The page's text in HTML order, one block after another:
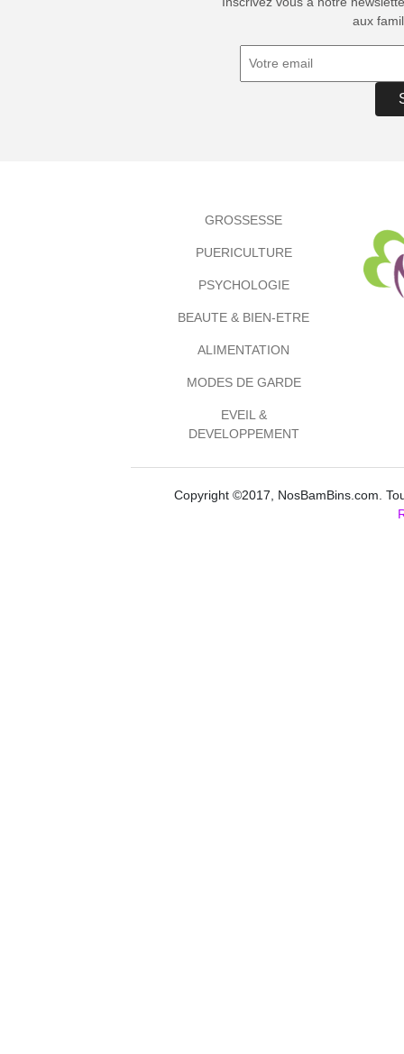
aux
GROSSESSE
PUERICULTURE
PSYCHOLOGIE
BEAUTE & BIEN-ETRE
ALIMENTATION
MODES DE GARDE
EVEIL &
DEVELOPPEMENT
Copyright ©2017, NosBamBins.com.